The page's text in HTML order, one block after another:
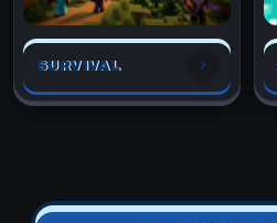
SURVIVAL